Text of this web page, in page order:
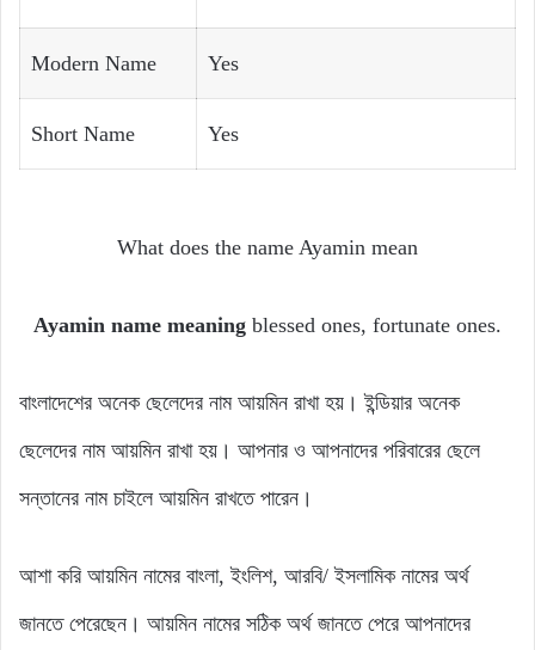
Modern Name Yes
Short Name Yes
What does the name Ayamin mean
Ayamin name meaning blessed ones, fortunate ones.
বাংলাদেশের অনেক ছেলেদের নাম আয়মিন রাখা হয়। ইন্ডিয়ার অনেক
ছেলেদের নাম আয়মিন রাখা হয়। আপনার ও আপনাদের পরিবারের ছেলে
সন্তানের নাম চাইলে আয়মিন রাখতে পারেন।
আশা করি আয়মিন নামের বাংলা, ইংলিশ, আরবি/ ইসলামিক নামের অর্থ
জানতে পেরেছেন। আয়মিন নামের সঠিক অর্থ জানতে পেরে আপনাদের